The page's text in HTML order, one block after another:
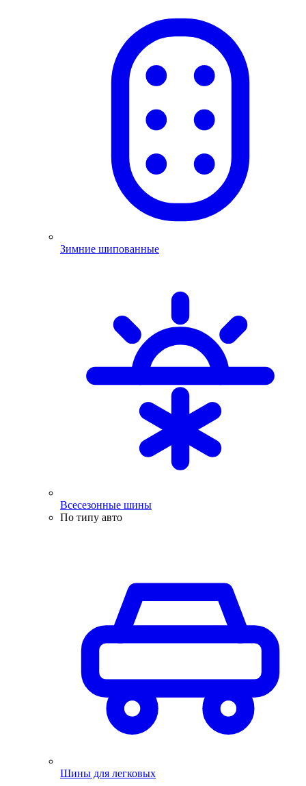
Зимние шипованные
Всесезонные шины
По типу авто
Шины для легковых